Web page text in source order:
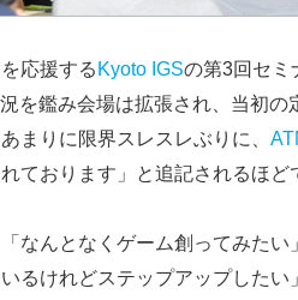
応援するKyoto IGSの第3回セミ
を鑑み会場は拡張され、当初
まりに限界スレスレぶりに、
ております」と追記されるほど
なんとなくゲーム創ってみた
るけれどステップアップした